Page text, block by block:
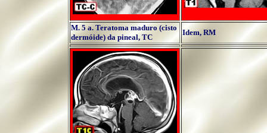
M. 5 a. Teratoma maduro (cisto
dermóide) da pineal, TC
Idem, RM